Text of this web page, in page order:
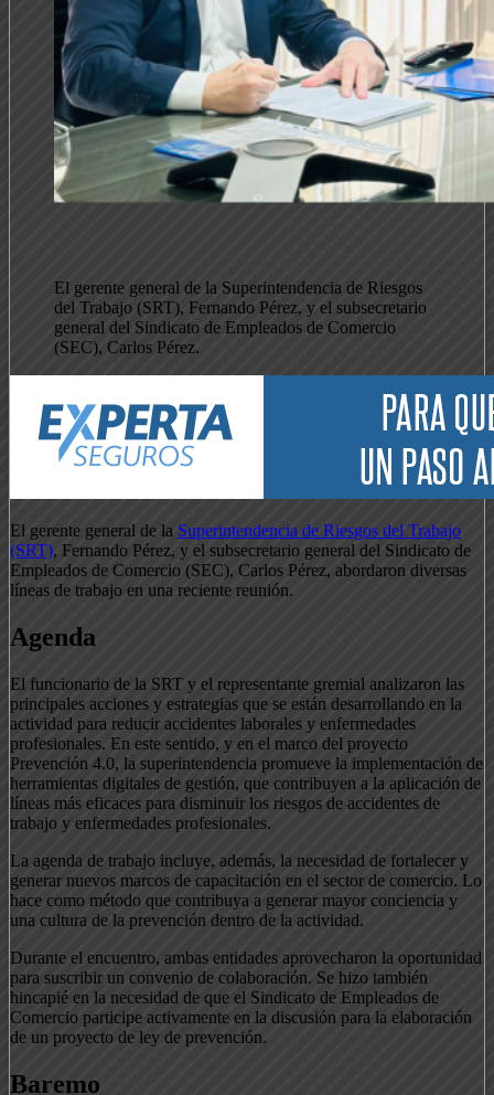
El gerente general de la Superintendencia de Riesgos
del Trabajo (SRT), Fernando Pérez, y el subsecretario
general del Sindicato de Empleados de Comercio
(SEC), Carlos Pérez.
El gerente general de la Superintendencia de Riesgos del Trabajo
(SRT), Fernando Pérez, y el subsecretario general del Sindicato de
Empleados de Comercio (SEC), Carlos Pérez, abordaron diversas
líneas de trabajo en una reciente reunión.
Agenda
El funcionario de la SRT y el representante gremial analizaron las
principales acciones y estrategias que se están desarrollando en la
actividad para reducir accidentes laborales y enfermedades
profesionales. En este sentido, y en el marco del proyecto
Prevención 4.0, la superintendencia promueve la implementación de
herramientas digitales de gestión, que contribuyen a la aplicación de
líneas más eficaces para disminuir los riesgos de accidentes de
trabajo y enfermedades profesionales.
La agenda de trabajo incluye, además, la necesidad de fortalecer y
generar nuevos marcos de capacitación en el sector de comercio. Lo
hace como método que contribuya a generar mayor conciencia y
una cultura de la prevención dentro de la actividad.
Durante el encuentro, ambas entidades aprovecharon la oportunidad
para suscribir un convenio de colaboración. Se hizo también
hincapié en la necesidad de que el Sindicato de Empleados de
Comercio participe activamente en la discusión para la elaboración
de un proyecto de ley de prevención.
Baremo